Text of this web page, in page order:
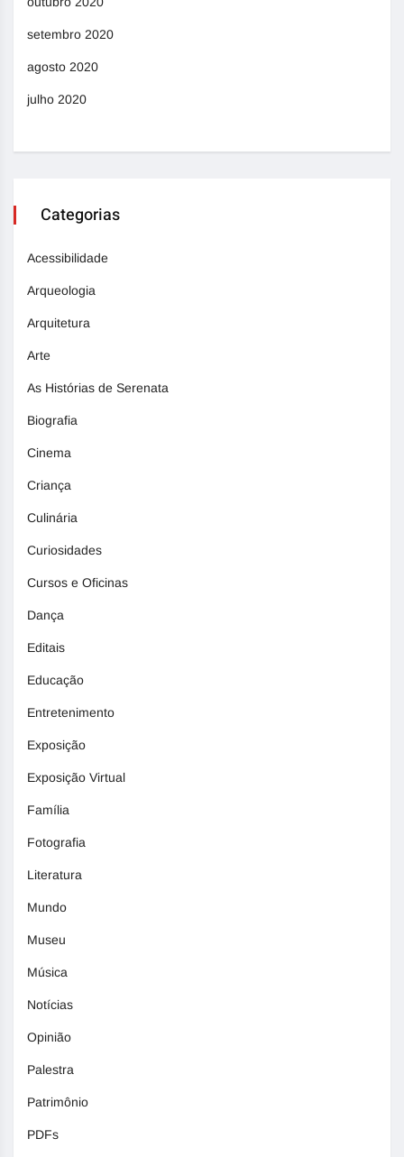
setembro 2020
agosto 2020
julho 2020
Categorias
Acessibilidade
Arqueologia
Arquitetura
Arte
As Histórias de Serenata
Biografia
Cinema
Criança
Culinária
Curiosidades
Cursos e Oficinas
Dança
Editais
Educação
Entretenimento
Exposição
Exposição Virtual
Família
Fotografia
Literatura
Mundo
Museu
Música
Notícias
Opinião
Palestra
Patrimônio
PDFs